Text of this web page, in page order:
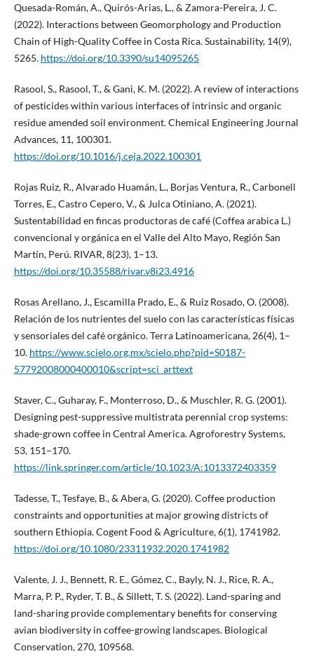
Quesada-Román, A., Quirós-Arias, L., & Zamora-Pereira, J. C.
(2022). Interactions between Geomorphology and Production
Chain of High-Quality Coffee in Costa Rica. Sustainability, 14(9),
5265. https://doi.org/10.3390/su14095265
Rasool, S., Rasool, T., & Gani, K. M. (2022). A review of interactions
of pesticides within various interfaces of intrinsic and organic
residue amended soil environment. Chemical Engineering Journal
Advances, 11, 100301.
https://doi.org/10.1016/j.ceja.2022.100301
Rojas Ruiz, R., Alvarado Huamán, L., Borjas Ventura, R., Carbonell
Torres, E., Castro Cepero, V., & Julca Otiniano, A. (2021).
Sustentabilidad en fincas productoras de café (Coffea arabica L.)
convencional y orgánica en el Valle del Alto Mayo, Región San
Martín, Perú. RIVAR, 8(23), 1–13.
https://doi.org/10.35588/rivar.v8i23.4916
Rosas Arellano, J., Escamilla Prado, E., & Ruiz Rosado, O. (2008).
Relación de los nutrientes del suelo con las características físicas
y sensoriales del café orgánico. Terra Latinoamericana, 26(4), 1–
10. https://www.scielo.org.mx/scielo.php?pid=S0187-
57792008000400010&script=sci_arttext
Staver, C., Guharay, F., Monterroso, D., & Muschler, R. G. (2001).
Designing pest-suppressive multistrata perennial crop systems:
shade-grown coffee in Central America. Agroforestry Systems,
53, 151–170.
https://link.springer.com/article/10.1023/A:1013372403359
Tadesse, T., Tesfaye, B., & Abera, G. (2020). Coffee production
constraints and opportunities at major growing districts of
southern Ethiopia. Cogent Food & Agriculture, 6(1), 1741982.
https://doi.org/10.1080/23311932.2020.1741982
Valente, J. J., Bennett, R. E., Gómez, C., Bayly, N. J., Rice, R. A.,
Marra, P. P., Ryder, T. B., & Sillett, T. S. (2022). Land-sparing and
land-sharing provide complementary benefits for conserving
avian biodiversity in coffee-growing landscapes. Biological
Conservation, 270, 109568.